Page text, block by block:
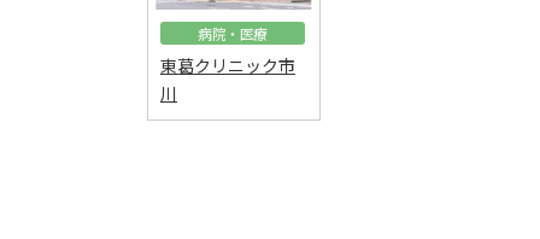
病院・医療
東葛クリニック市
川